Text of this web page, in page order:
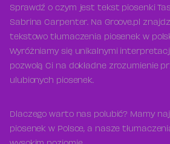
Sprawdź o czym jest tekst piosenki
Sabrina Carpenter. Na Groove.pl
tekstowo tłumaczenia piosenek w
Wyróżniamy się unikalnymi
pozwolą Ci na dokładne zrozumienie
ulubionych piosenek.
Dlaczego warto nas polubić? Mamy
piosenek w Polsce, a nasze